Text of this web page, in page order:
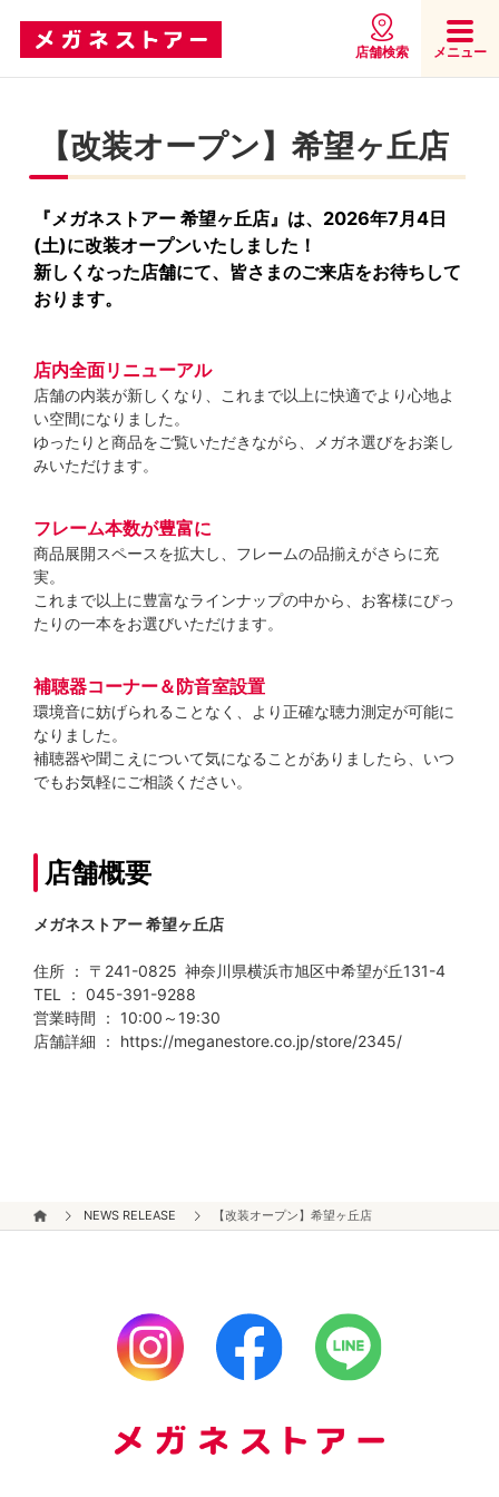
店舗検索 メニュー
【改装オープン】希望ヶ丘店
『メガネストアー 希望ヶ丘店』は、2026年7月4日
(土)に改装オープンいたしました！
新しくなった店舗にて、皆さまのご来店をお待ちして
おります。
店内全面リニューアル
店舗の内装が新しくなり、これまで以上に快適でより心地よ
い空間になりました。
ゆったりと商品をご覧いただきながら、メガネ選びをお楽し
みいただけます。
フレーム本数が豊富に
商品展開スペースを拡大し、フレームの品揃えがさらに充
実。
これまで以上に豊富なラインナップの中から、お客様にぴっ
たりの一本をお選びいただけます。
補聴器コーナー＆防音室設置
環境音に妨げられることなく、より正確な聴力測定が可能に
なりました。
補聴器や聞こえについて気になることがありましたら、いつ
でもお気軽にご相談ください。
店舗概要
メガネストアー 希望ヶ丘店
住所 ： 〒241-0825 神奈川県横浜市旭区中希望が丘131-4
TEL ： 045-391-9288
営業時間 ： 10:00～19:30
店舗詳細 ： https://meganestore.co.jp/store/2345/
NEWS RELEASE 【改装オープン】希望ヶ丘店